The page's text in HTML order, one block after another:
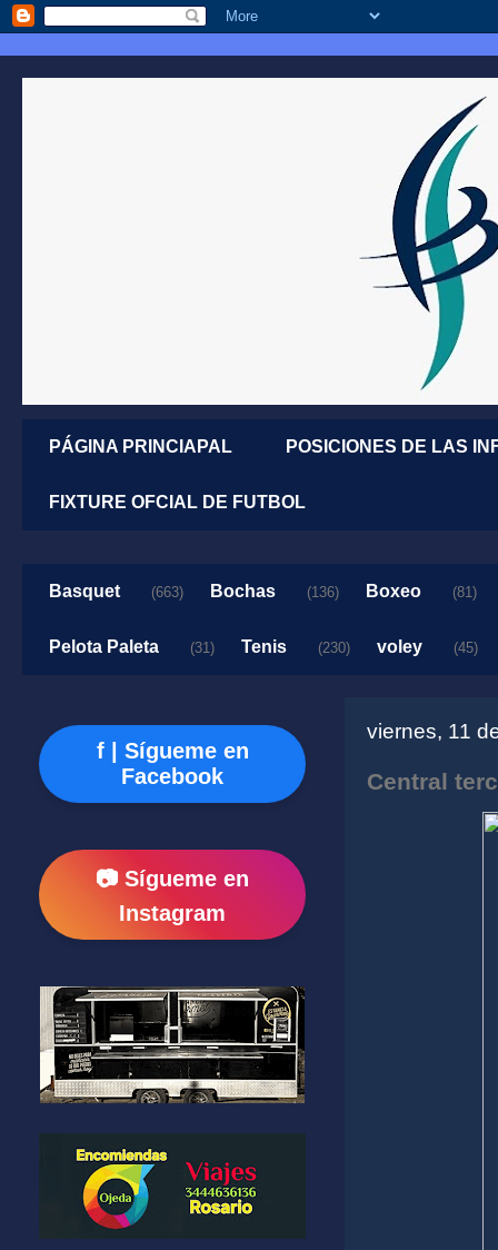
PÁGINA PRINCIAPAL POSICIONES DE LAS
FIXTURE OFCIAL DE FUTBOL
Basquet (663) Bochas (136) Boxeo (81)
Pelota Paleta (31) Tenis (230) voley (45)
viernes, 11
Central
f | Sígueme en
Facebook
📷 Sígueme en
Instagram